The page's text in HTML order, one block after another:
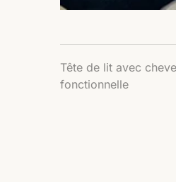
Tête de lit avec
fonctionnelle